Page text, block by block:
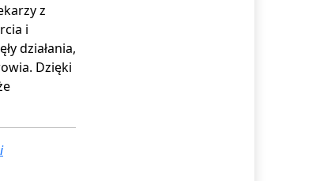
z
i
działania,
Dzięki